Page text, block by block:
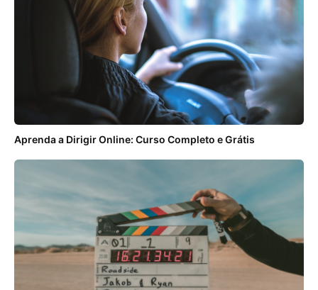
Aprenda a Dirigir Online: Curso Completo e Grátis